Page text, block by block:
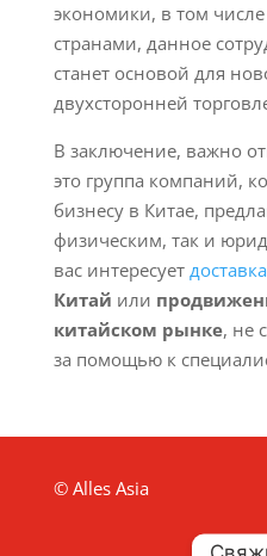
экономики, в том
странами, данное
станет основой для
двухсторонней
В заключение, важно
это группа компаний,
бизнесу в Китае,
физическим, так и
вас интересует
Китай или
китайском рынке, не
за помощью к
© Alles Asia